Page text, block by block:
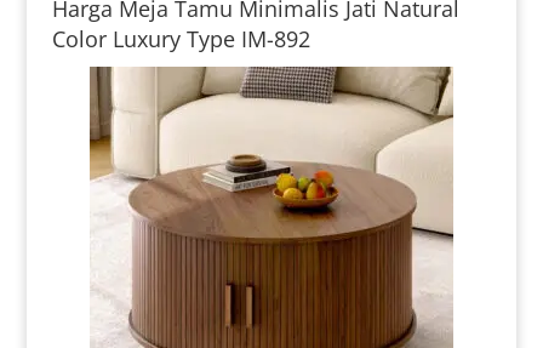
Harga Meja Tamu Minimalis Jati Natural
Color Luxury Type IM-892